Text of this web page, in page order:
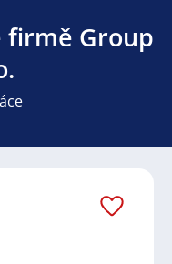
firmě Group